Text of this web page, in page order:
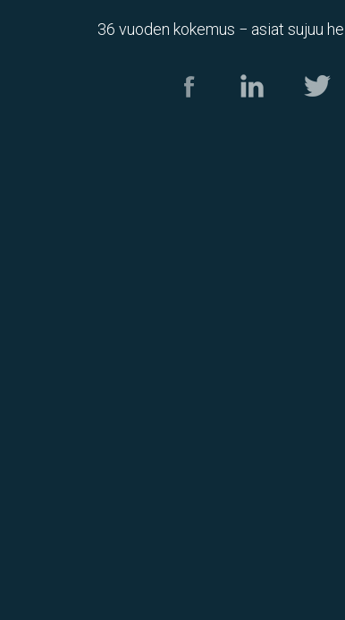
36 vuoden kokemus − asiat sujuu